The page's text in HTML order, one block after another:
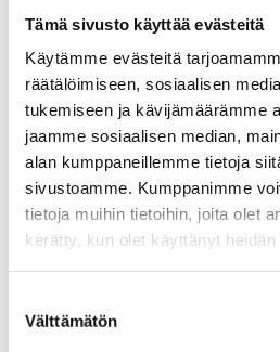
Tämä sivusto käyttää evästeitä
Käytämme evästeitä
räätälöimiseen, sosiaalisen
tukemiseen ja kävijämäärämme
jaamme sosiaalisen median,
alan kumppaneillemme tietoja
sivustoamme. Kumppanimme
tietoja muihin tietoihin, joita olet
kerätty, kun olet käyttänyt heidän
Välttämätön
Linjauksen muutos
syyskuussa Tuusulan
puolin.
Gasgrid toimii muutostyön
Pääurakoitsijaksi on valittu
työmaan yhteyshenkilönä